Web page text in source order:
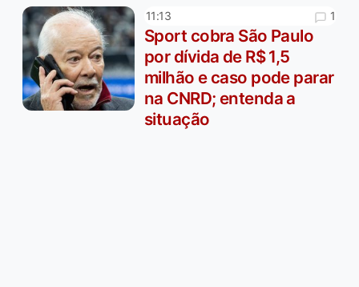
11:13 1
Sport cobra São Paulo
por dívida de R$ 1,5
milhão e caso pode parar
na CNRD; entenda a
situação